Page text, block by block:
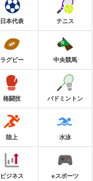
日本代表 テニス
ラグビー 中央競馬
格闘技 バドミントン
陸上 水泳
ビジネス eスポーツ